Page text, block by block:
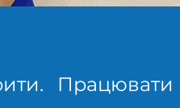
Працювати